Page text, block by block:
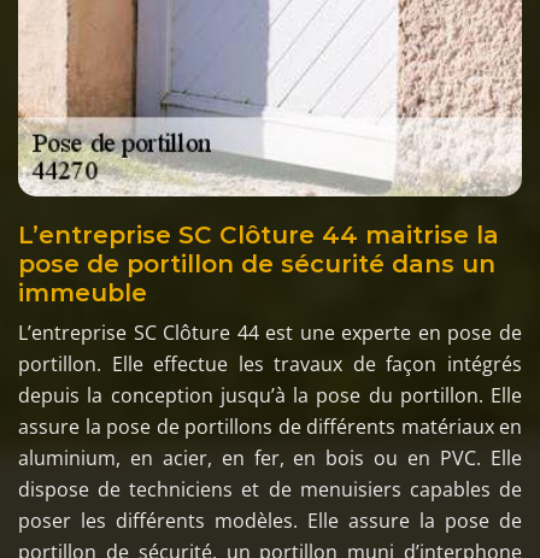
L’entreprise SC Clôture 44 maitrise la
pose de portillon de sécurité dans un
immeuble
L’entreprise SC Clôture 44 est une experte en pose de
portillon. Elle effectue les travaux de façon intégrés
depuis la conception jusqu’à la pose du portillon. Elle
assure la pose de portillons de différents matériaux en
aluminium, en acier, en fer, en bois ou en PVC. Elle
dispose de techniciens et de menuisiers capables de
poser les différents modèles. Elle assure la pose de
portillon de sécurité, un portillon muni d’interphone